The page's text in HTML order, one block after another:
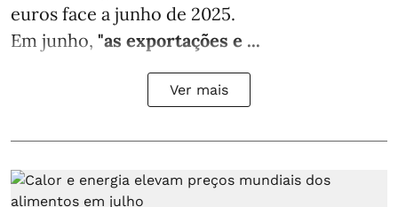
euros face a junho de 2025.
Em junho, "as exportações e ...
Ver mais